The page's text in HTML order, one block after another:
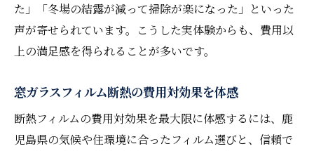
た」「冬場の結露が減って掃除が楽になった」といった
声が寄せられています。こうした実体験からも、費用以
上の満足感を得られることが多いです。
窓ガラスフィルム断熱の費用対効果を体感
断熱フィルムの費用対効果を最大限に体感するには、鹿
児島県の気候や住環境に合ったフィルム選びと、信頼で